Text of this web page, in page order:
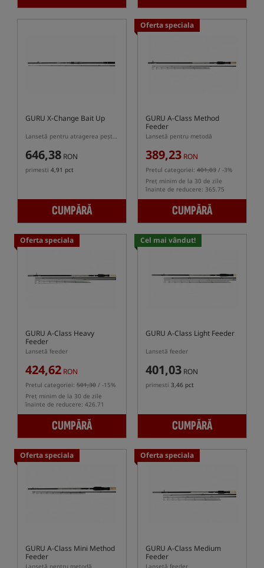
GURU X-Change Bait Up
Lansetă pentru atragerea peștilor
646,38 RON
primesti 4,91 pct
CUMPĂRĂ
Oferta speciala
GURU A-Class Method
Feeder
Lansetă pentru metodă
389,23 RON
Pretul categoriei: 401,03 / -3%
Preț minim de la 30 de zile
înainte de reducere: 365.75
CUMPĂRĂ
Oferta speciala
GURU A-Class Heavy
Feeder
Lansetă feeder
424,62 RON
Pretul categoriei: 501,30 / -15%
Preț minim de la 30 de zile
înainte de reducere: 426.71
CUMPĂRĂ
Cel mai vândut!
GURU A-Class Light Feeder
Lansetă feeder
401,03 RON
primesti 3,46 pct
CUMPĂRĂ
Oferta speciala
GURU A-Class Mini Method
Feeder
Lansetă pentru metodă
Oferta speciala
GURU A-Class Medium
Feeder
Lansetă feeder